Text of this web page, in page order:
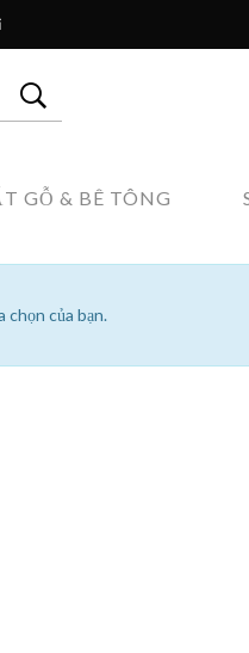
GỖ & BÊ TÔNG
chọn của bạn.